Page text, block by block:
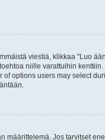
viestiä, klikkaa "Luo
niille varattuihin
options users may select
Jos tarvitset